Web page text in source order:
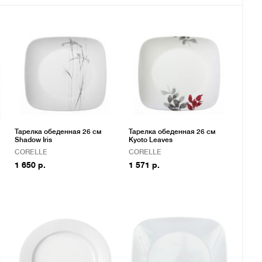
Тарелка обеденная 26 см
Shadow Iris
CORELLE
1 650 р.
Тарелка обеденная 26 см
Kyoto Leaves
CORELLE
1 571 р.